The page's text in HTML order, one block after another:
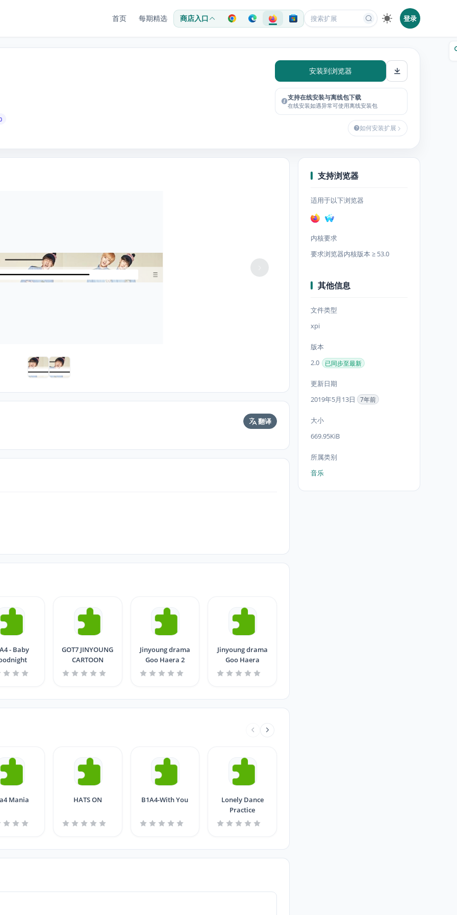
首页 每期精选 商店入口 登录
安装到浏览器
支持在线安装与离线包下载
在线安装如遇异常可使用离线安装包
如何安装扩展
翻译
- Baby
GOT7 JINYOUNG
CARTOON
Jinyoung drama
Goo Haera 2
Jinyoung drama
Goo Haera
Mania HATS ON B1A4-With You
Lonely Dance
Practice
支持浏览器
适用于以下浏览器
内核要求
要求浏览器内核版本 ≥ 53.0
其他信息
文件类型
xpi
版本
2.0
已同步至最新
更新日期
2019年5月13日
7年前
大小
669.95KiB
所属类别
音乐